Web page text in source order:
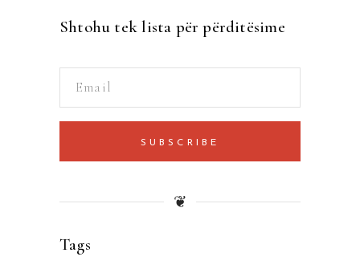
Shtohu tek lista për përditësime
SUBSCRIBE
❦
Tags